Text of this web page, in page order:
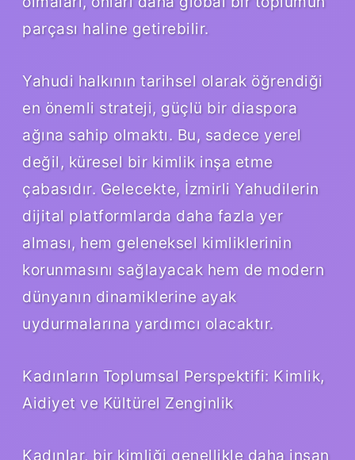
parçası haline getirebilir.
Yahudi halkının tarihsel olarak öğrendiği
en önemli strateji, güçlü bir diaspora
ağına sahip olmaktı. Bu, sadece yerel
değil, küresel bir kimlik inşa etme
çabasıdır. Gelecekte, İzmirli Yahudilerin
dijital platformlarda daha fazla yer
alması, hem geleneksel kimliklerinin
korunmasını sağlayacak hem de modern
dünyanın dinamiklerine ayak
uydurmalarına yardımcı olacaktır.
Kadınların Toplumsal Perspektifi: Kimlik,
Aidiyet ve Kültürel Zenginlik
Kadınlar, bir kimliği genellikle daha insan